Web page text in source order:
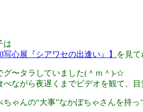
は
心展『シアワセの出逢い』】
を見て
グ〜タラしていました(＾ｍ＾)-☆
ながら夜遅くまでビデオを観て、
ちゃんの“大事”なかぼちゃさんを持